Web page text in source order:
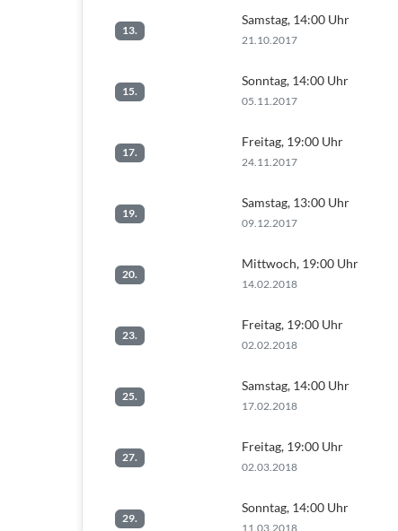
13.
Samstag, 14:00 Uhr
21.10.2017
15.
Sonntag, 14:00 Uhr
05.11.2017
17.
Freitag, 19:00 Uhr
24.11.2017
19.
Samstag, 13:00 Uhr
09.12.2017
20.
Mittwoch, 19:00 Uhr
14.02.2018
23.
Freitag, 19:00 Uhr
02.02.2018
25.
Samstag, 14:00 Uhr
17.02.2018
27.
Freitag, 19:00 Uhr
02.03.2018
29.
Sonntag, 14:00 Uhr
11.03.2018